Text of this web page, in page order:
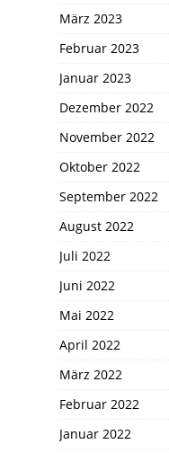
März 2023
Februar 2023
Januar 2023
Dezember 2022
November 2022
Oktober 2022
September 2022
August 2022
Juli 2022
Juni 2022
Mai 2022
April 2022
März 2022
Februar 2022
Januar 2022